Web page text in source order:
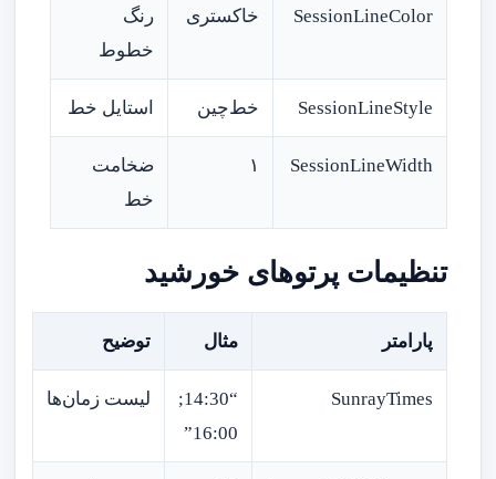
SessionLineColor خاکستری
رنگ
خطوط
SessionLineStyle خط‌چین استایل خط
SessionLineWidth ۱
ضخامت
خط
تنظیمات پرتوهای خورشید
پارامتر مثال توضیح
SunrayTimes
“14:30;
16:00”
لیست زمان‌ها